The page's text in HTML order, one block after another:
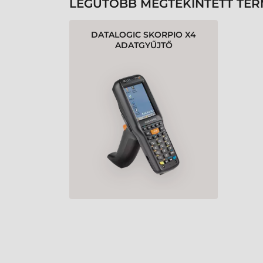
LEGUTÓBB MEGTEKINTETT
DATALOGIC SKORPIO X4
ADATGYŰJTŐ